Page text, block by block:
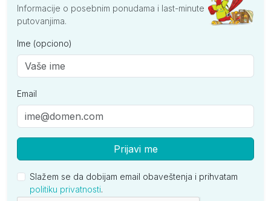
Informacije o posebnim ponudama i last-minute
putovanjima.
Ime (opciono)
Email
Prijavi me
Slažem se da dobijam email obaveštenja i prihvatam
politiku privatnosti.